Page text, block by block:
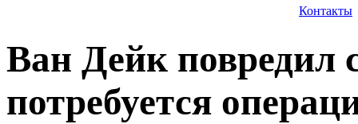
Контакты
Ван Дейк повредил
потребуется